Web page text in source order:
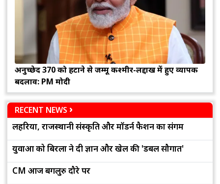
अनुच्छेद 370 को हटाने से जम्मू कश्मीर-लद्दाख में हुए व्यापक
बदलाव: PM मोदी
RECENT NEWS
लहरिया, राजस्थानी संस्कृति और मॉडर्न फैशन का संगम
युवाओं को बिरला ने दी ज्ञान और खेल की 'डबल सौगात'
CM आज बेंगलुरु दौरे पर